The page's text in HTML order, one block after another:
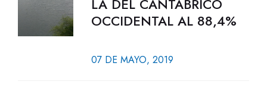
LA DEL CANTÁBRICO
OCCIDENTAL AL 88,4%
07 DE MAYO, 2019